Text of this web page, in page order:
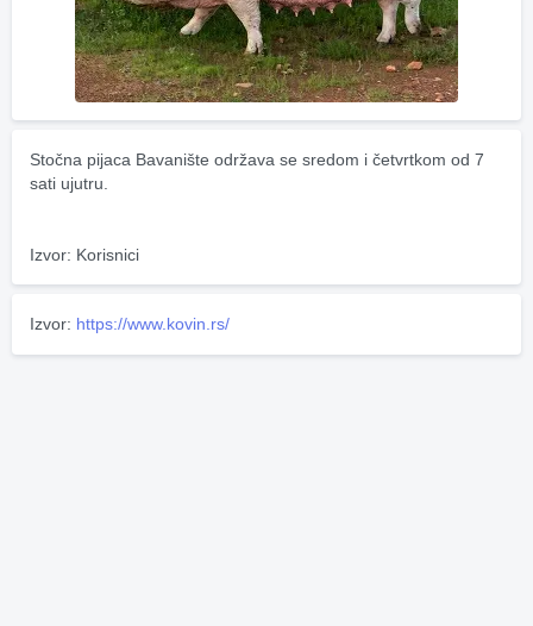
Stočna pijaca Bavanište održava se sredom i četvrtkom od 7
sati ujutru.
Izvor: Korisnici
Izvor: https://www.kovin.rs/